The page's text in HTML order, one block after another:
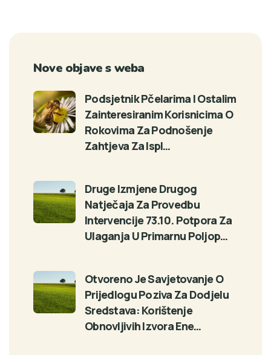
Nove objave s weba
Podsjetnik Pčelarima I Ostalim
Zainteresiranim Korisnicima O
Rokovima Za Podnošenje
Zahtjeva Za Ispl…
Druge Izmjene Drugog
Natječaja Za Provedbu
Intervencije 73.10. Potpora Za
Ulaganja U Primarnu Poljop…
Otvoreno Je Savjetovanje O
Prijedlogu Poziva Za Dodjelu
Sredstava: Korištenje
Obnovljivih Izvora Ene…